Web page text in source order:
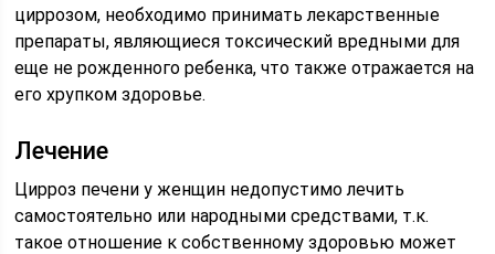
циррозом, необходимо принимать лекарственные
препараты, являющиеся токсический вредными для
еще не рожденного ребенка, что также отражается на
его хрупком здоровье.
Лечение
Цирроз печени у женщин недопустимо лечить
самостоятельно или народными средствами, т.к.
такое отношение к собственному здоровью может